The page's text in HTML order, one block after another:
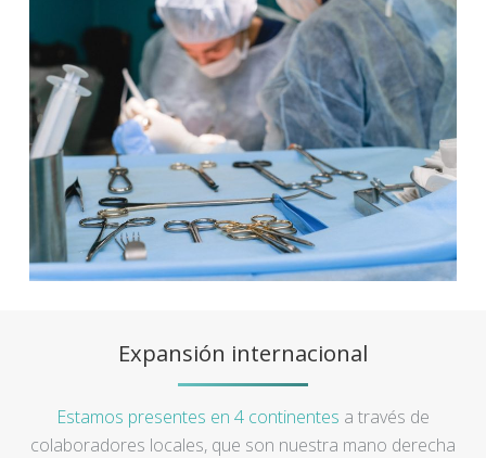
Expansión internacional
Estamos presentes en 4 continentes a través de
colaboradores locales, que son nuestra mano derecha